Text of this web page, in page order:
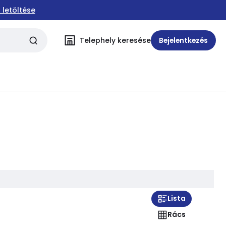
letöltése
Telephely keresése Bejelentkezés
Lista
Rács